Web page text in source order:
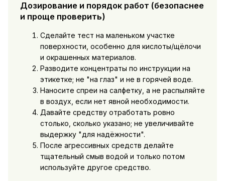
Дозирование и порядок работ (безопаснее
и проще проверить)
Сделайте тест на маленьком участке
поверхности, особенно для кислоты/щёлочи
и окрашенных материалов.
Разводите концентраты по инструкции на
этикетке; не "на глаз" и не в горячей воде.
Наносите спреи на салфетку, а не распыляйте
в воздух, если нет явной необходимости.
Давайте средству отработать ровно
столько, сколько указано; не увеличивайте
выдержку "для надёжности".
После агрессивных средств делайте
тщательный смыв водой и только потом
используйте другое средство.